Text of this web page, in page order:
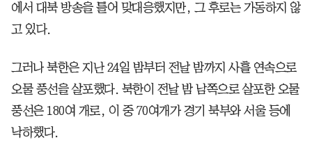
에서 대북 방송을 틀어 맞대응했지만, 그 후로는 가동하지 않
고 있다.
그러나 북한은 지난 24일 밤부터 전날 밤까지 사흘 연속으로
오물 풍선을 살포했다. 북한이 전날 밤 남쪽으로 살포한 오물
풍선은 180여 개로, 이 중 70여개가 경기 북부와 서울 등에
낙하했다.